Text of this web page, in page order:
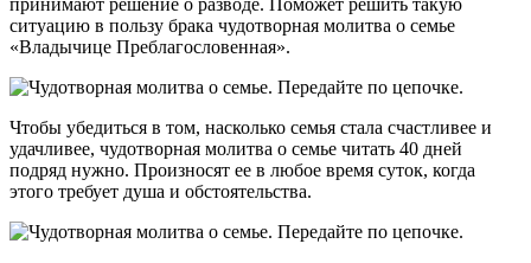
ситуацию в пользу брака чудотворная молитва о семье
«Владычице Преблагословенная».
Чтобы убедиться в том, насколько семья стала счастливее и
удачливее, чудотворная молитва о семье читать 40 дней
подряд нужно. Произносят ее в любое время суток, когда
этого требует душа и обстоятельства.